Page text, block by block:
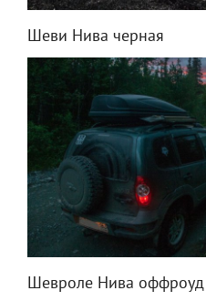
Шеви Нива черная
Шевроле Нива оффроуд